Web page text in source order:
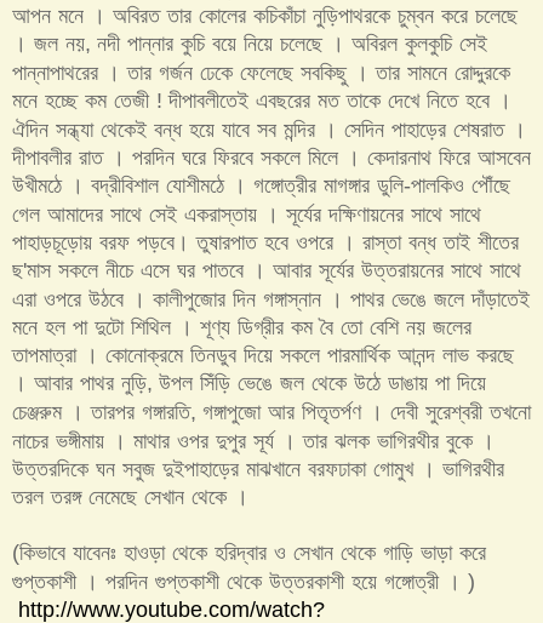
আপন মনে । অবিরত তার কোলের কচিকাঁচা নুড়িপাথরকে চুম্বন করে চলেছে
। জল নয়, নদী পান্নার কুচি বয়ে নিয়ে চলেছে । অবিরল কুলকুচি সেই
পান্নাপাথরের । তার গর্জন ঢেকে ফেলেছে সবকিছু । তার সামনে রোদ্দুরকে
মনে হচ্ছে কম তেজী !দীপাবলীতেই এবছরের মত তাকে দেখে নিতে হবে ।
ঐদিন সন্ধ্যা থেকেই বন্ধ হয়ে যাবে সব মন্দির । সেদিন পাহাড়ের শেষরাত ।
দীপাবলীর রাত । পরদিন ঘরে ফিরবে সকলে মিলে । কেদারনাথ ফিরে আসবেন
উখীমঠে । বদ্রীবিশাল যোশীমঠে । গঙ্গোত্রীর মাগঙ্গার ডুলি-পালকিও পৌঁছে
গেল আমাদের সাথে সেই এক‌রাস্তায় । সূর্যের দক্ষিণায়নের সাথে সাথে
পাহাড়চূড়োয় বরফ পড়বে। তুষারপাত হবে ওপরে । রাস্তা বন্ধ তাই শীতের
ছ'মাস সকলে নীচে এসে ঘর পাতবে । আবার সূর্যের উত্তরায়নের সাথে সাথে
এরা ওপরে উঠবে । কালীপুজোর দিন গঙ্গাস্নান । পাথর ভেঙে জলে দাঁড়াতেই
মনে হল পা দুটো শিথিল । শূণ্য ডিগ্রীর কম বৈ তো বেশি নয় জলের
তাপমাত্রা । কোনোক্রমে তিনডুব দিয়ে সকলে পারমার্থিক আনন্দ লাভ করছে
। আবার পাথর নুড়ি, উপল সিঁড়ি ভেঙে জল থেকে উঠে ডাঙায় পা দিয়ে
চেঞ্জরুম । তারপর গঙ্গারতি, গঙ্গাপুজো আর পিতৃতর্পণ । দেবী সুরেশ্বরী তখনো
নাচের ভঙ্গীমায় । মাথার ওপর দুপুর সূর্য । তার ঝলক ভাগিরথীর বুকে ।
উত্তরদিকে ঘন সবুজ দুইপাহাড়ের মাঝখানে বরফঢাকা গোমুখ । ভাগিরথীর
তরল তরঙ্গ নেমেছে সেখান থেকে ।
(কিভাবে যাবেনঃ হাওড়া থেকে হরিদ্বার ও সেখান থেকে গাড়ি ভাড়া করে
গুপ্তকাশী । পরদিন গুপ্তকাশী থেকে উত্তরকাশী হয়ে গঙ্গোত্রী । )
http://www.youtube.com/watch?